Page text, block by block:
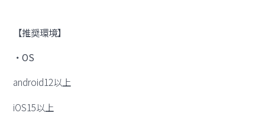
【推奨環境】
・OS
android12以上
iOS15以上